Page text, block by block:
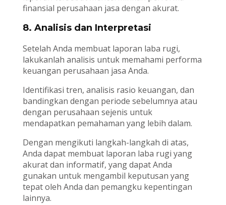
finansial perusahaan jasa dengan akurat.
8. Analisis dan Interpretasi
Setelah Anda membuat laporan laba rugi,
lakukanlah analisis untuk memahami performa
keuangan perusahaan jasa Anda.
Identifikasi tren, analisis rasio keuangan, dan
bandingkan dengan periode sebelumnya atau
dengan perusahaan sejenis untuk
mendapatkan pemahaman yang lebih dalam.
Dengan mengikuti langkah-langkah di atas,
Anda dapat membuat laporan laba rugi yang
akurat dan informatif, yang dapat Anda
gunakan untuk mengambil keputusan yang
tepat oleh Anda dan pemangku kepentingan
lainnya.